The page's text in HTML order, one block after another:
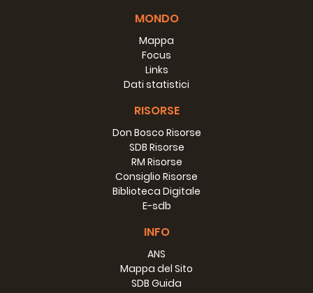
MONDO
Mappa
Focus
Links
Dati statistici
RISORSE
Don Bosco Risorse
SDB Risorse
RM Risorse
Consiglio Risorse
Biblioteca Digitale
E-sdb
INFO
ANS
Mappa del Sito
SDB Guida